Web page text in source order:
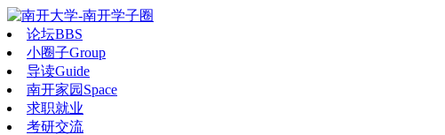
论坛BBS
小圈子Group
导读Guide
南开家园 Space
求职就业
考研交流